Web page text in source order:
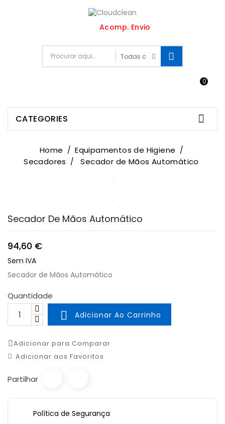
Acomp. Envio
0
CATEGORIES 
Home
Equipamentos de Higiene
Secadores
Secador de Mãos Automático
Secador De Mãos Automático
94,60 €
Sem IVA
Secador de Mãos Automático
Quantidade
 Adicionar Ao Carrinho
Adicionar para Comparar
Adicionar aos Favoritos
Partilhar
Política de Segurança